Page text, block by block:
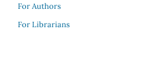
For Authors
For Librarians